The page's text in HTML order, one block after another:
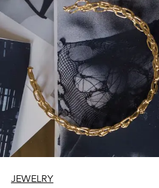
JEWELRY